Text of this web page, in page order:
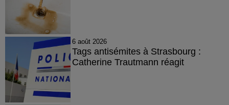
6 août 2026
Tags antisémites à Strasbourg :
Catherine Trautmann réagit